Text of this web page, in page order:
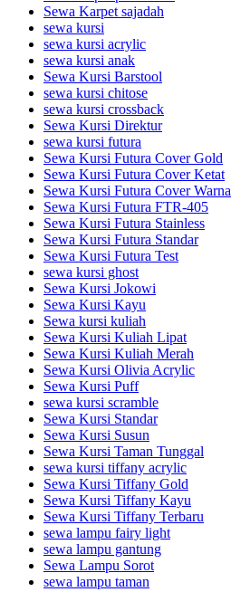
Sewa Karpet sajadah
sewa kursi
sewa kursi acrylic
sewa kursi anak
Sewa Kursi Barstool
sewa kursi chitose
sewa kursi crossback
Sewa Kursi Direktur
sewa kursi futura
Sewa Kursi Futura Cover Gold
Sewa Kursi Futura Cover Ketat
Sewa Kursi Futura Cover Warna
Sewa Kursi Futura FTR-405
Sewa Kursi Futura Stainless
Sewa Kursi Futura Standar
Sewa Kursi Futura Test
sewa kursi ghost
Sewa Kursi Jokowi
Sewa Kursi Kayu
Sewa kursi kuliah
Sewa Kursi Kuliah Lipat
Sewa Kursi Kuliah Merah
Sewa Kursi Olivia Acrylic
Sewa Kursi Puff
sewa kursi scramble
Sewa Kursi Standar
Sewa Kursi Susun
Sewa Kursi Taman Tunggal
sewa kursi tiffany acrylic
Sewa Kursi Tiffany Gold
Sewa Kursi Tiffany Kayu
Sewa Kursi Tiffany Terbaru
sewa lampu fairy light
sewa lampu gantung
Sewa Lampu Sorot
sewa lampu taman